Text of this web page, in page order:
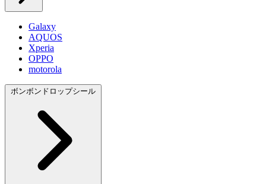
Galaxy
AQUOS
Xperia
OPPO
motorola
ボンボンドロップシール